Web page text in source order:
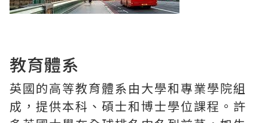
教育體系
英國的高等教育體系由大學和專業學院組
成，提供本科、碩士和博士學位課程。許